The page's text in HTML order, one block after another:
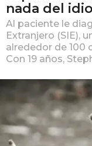
nada del
Al paciente le
Extranjero (SIE),
alrededor de 100
Con 19 años,